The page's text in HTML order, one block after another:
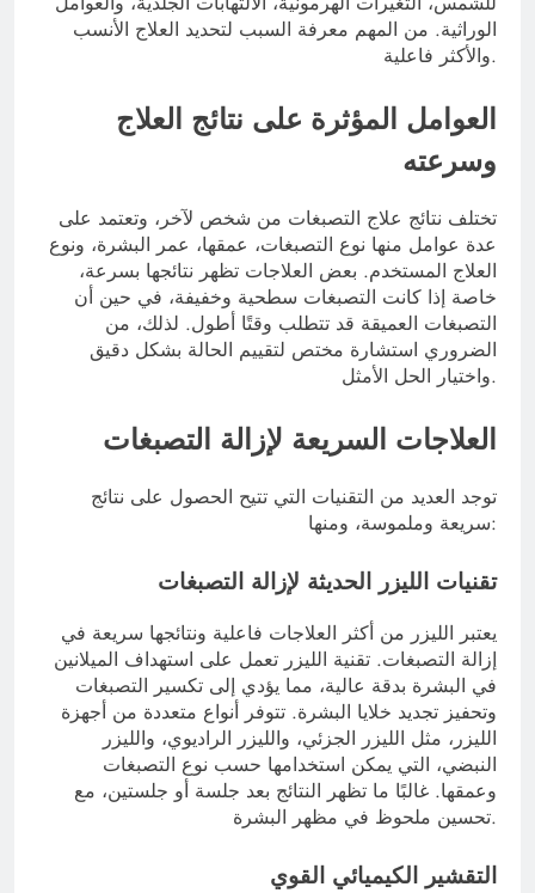
الوراثية. من المهم معرفة السبب لتحديد العلاج الأنسب
والأكثر فاعلية.
العوامل المؤثرة على نتائج العلاج
وسرعته
تختلف نتائج علاج التصبغات من شخص لآخر، وتعتمد على
عدة عوامل منها نوع التصبغات، عمقها، عمر البشرة، ونوع
العلاج المستخدم. بعض العلاجات تظهر نتائجها بسرعة،
خاصة إذا كانت التصبغات سطحية وخفيفة، في حين أن
التصبغات العميقة قد تتطلب وقتًا أطول. لذلك، من
الضروري استشارة مختص لتقييم الحالة بشكل دقيق
واختيار الحل الأمثل.
العلاجات السريعة لإزالة التصبغات
توجد العديد من التقنيات التي تتيح الحصول على نتائج
سريعة وملموسة، ومنها:
تقنيات الليزر الحديثة لإزالة التصبغات
يعتبر الليزر من أكثر العلاجات فاعلية ونتائجها سريعة في
إزالة التصبغات. تقنية الليزر تعمل على استهداف الميلانين
في البشرة بدقة عالية، مما يؤدي إلى تكسير التصبغات
وتحفيز تجديد خلايا البشرة. تتوفر أنواع متعددة من أجهزة
الليزر، مثل الليزر الجزئي، والليزر الراديوي، والليزر
النبضي، التي يمكن استخدامها حسب نوع التصبغات
وعمقها. غالبًا ما تظهر النتائج بعد جلسة أو جلستين، مع
تحسين ملحوظ في مظهر البشرة.
التقشير الكيميائي القوي